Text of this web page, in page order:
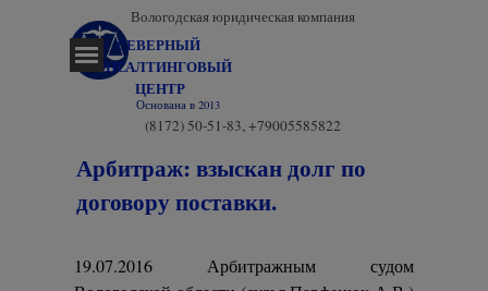
Перейти к контенту
СЕВЕРНЫЙ
КОНСАЛТИНГОВЫЙ
ЦЕНТР
Вологодская юридическая компания
(8172) 50-51-83, +79005585822
Основана в 2013
Пропустить меню
Арбитраж: взыскан долг по
договору поставки.
19.07.2016 Арбитражным судом